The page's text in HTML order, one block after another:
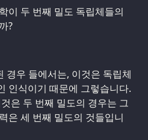
이 두 번째 밀도 독립체들의
?
경우 들에서는, 이것은 독립체
인식이기 때문에 그렇습니다.
은 두 번째 밀도의 경우는 그
은 세 번째 밀도의 것들입니